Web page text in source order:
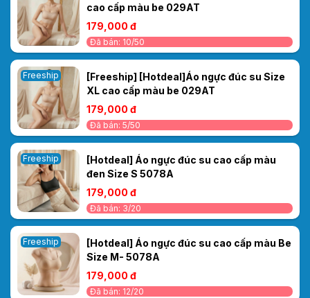
cao cấp màu be 029AT
179,000 đ
Đã bán: 10/50
Freeship
[Freeship] [Hotdeal]Áo ngực đúc su Size
XL cao cấp màu be 029AT
179,000 đ
Đã bán: 5/50
Freeship
[Hotdeal] Áo ngực đúc su cao cấp màu
đen Size S 5078A
179,000 đ
Đã bán: 3/20
Freeship
[Hotdeal] Áo ngực đúc su cao cấp màu Be
Size M- 5078A
179,000 đ
Đã bán: 12/20